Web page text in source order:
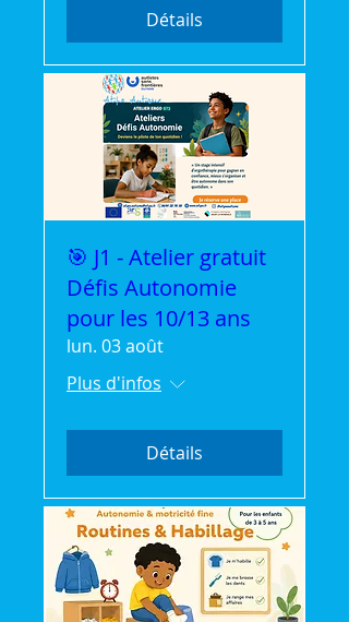
Détails
🎯 J1 - Atelier gratuit
Défis Autonomie
pour les 10/13 ans
lun. 03 août
Plus d'infos
Détails